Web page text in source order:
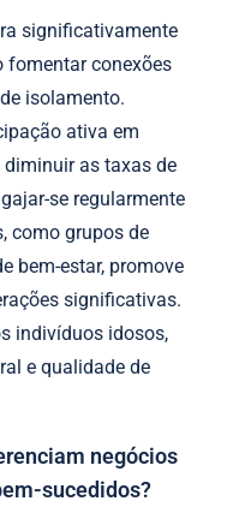
significativamente
fomentar conexões
isolamento.
ativa em
as taxas de
se regularmente
como grupos de
bem-estar, promove
significativas.
indivíduos idosos,
e qualidade de
negócios
sucedidos?